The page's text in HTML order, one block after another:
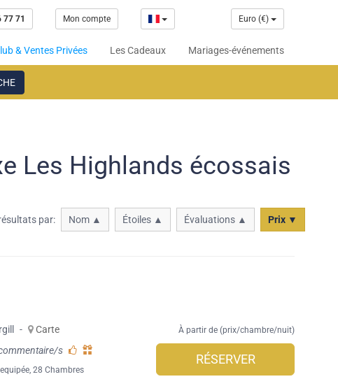
71 Mon compte Euro (€)
& Ventes Privées Les Cadeaux Mariages-événements
Les Highlands écossais
par: Nom ▲ Étoiles ▲ Évaluations ▲ Prix ▼
-
Carte
s
, 28 Chambres
À partir de (prix/chambre/nuit)
RÉSERVER